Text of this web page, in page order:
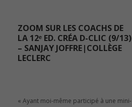
ZOOM SUR LES COACHS DE
LA 12ᵉ ED. CRÉA D-CLIC (9/13)
– SANJAY JOFFRE|COLLÈGE
LECLERC
« Ayant moi-même participé à une mini-